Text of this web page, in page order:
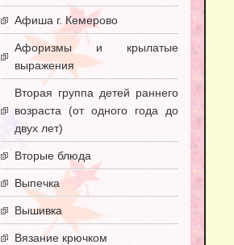
Афиша г. Кемерово
Афоризмы и крылатые
выражения
Вторая группа детей раннего
возраста (от одного года до
двух лет)
Вторые блюда
Выпечка
Вышивка
Вязание крючком